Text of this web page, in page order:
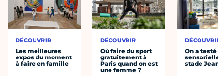
DÉCOUVRIR
Les meilleures
expos du moment
à faire en famille
DÉCOUVRIR
Où faire du sport
gratuitement à
Paris quand on est
une femme ?
On a
stade